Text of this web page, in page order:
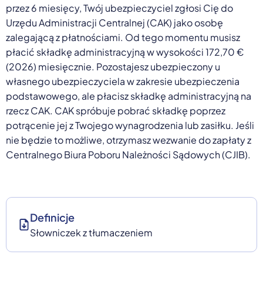
przez 6 miesięcy, Twój ubezpieczyciel zgłosi Cię do
Urzędu Administracji Centralnej (CAK) jako osobę
zalegającą z płatnościami. Od tego momentu musisz
płacić składkę administracyjną w wysokości 172,70 €
(2026) miesięcznie. Pozostajesz ubezpieczony u
własnego ubezpieczyciela w zakresie ubezpieczenia
podstawowego, ale płacisz składkę administracyjną na
rzecz CAK. CAK spróbuje pobrać składkę poprzez
potrącenie jej z Twojego wynagrodzenia lub zasiłku. Jeśli
nie będzie to możliwe, otrzymasz wezwanie do zapłaty z
Centralnego Biura Poboru Należności Sądowych (CJIB).
Definicje
Słowniczek z tłumaczeniem